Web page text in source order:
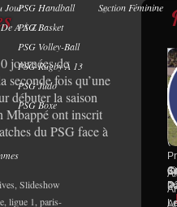
Jour
A À Z
PSG Handball
PSG Basket
PSG Volley-Ball
PSG Rugby À 13
PSG Judo
PSG Boxe
Section Féminine
0
journées de
seconde fois qu’une
débuter la saison
ont inscrit
du PSG face à
Slideshow
ligue 1 paris-